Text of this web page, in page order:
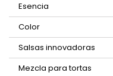
Esencia
Color
Salsas innovadoras
Mezcla para tortas